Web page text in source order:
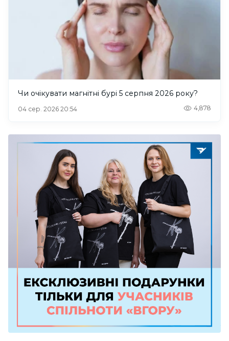
Чи очікувати магнітні бурі 5 серпня 2026 року?
04 сер. 2026 20:54 4,878